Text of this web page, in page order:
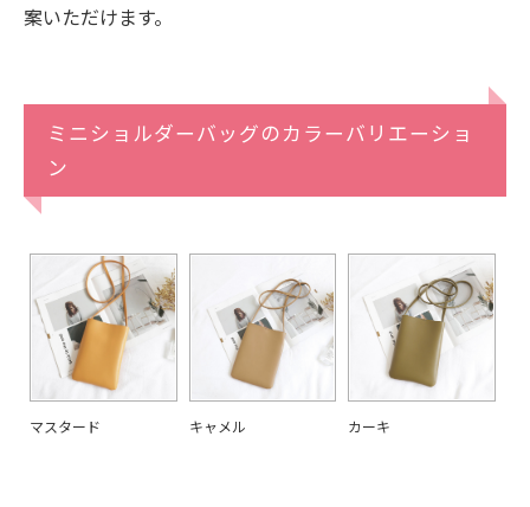
案いただけます。
ミニショルダーバッグのカラーバリエーショ
ン
マスタード キャメル カーキ